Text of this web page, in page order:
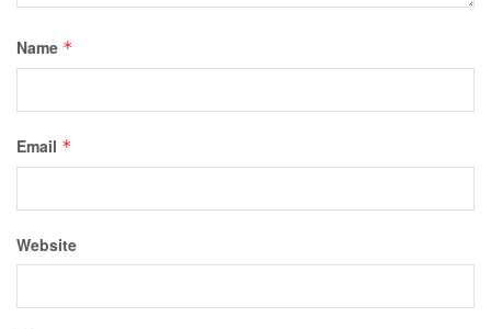
Name *
Email *
Website